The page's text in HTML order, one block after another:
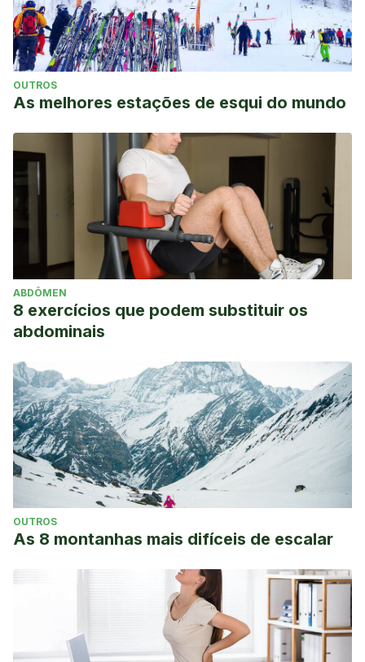
OUTROS
As melhores estações de esqui do mundo
ABDÔMEN
8 exercícios que podem substituir os
abdominais
OUTROS
As 8 montanhas mais difíceis de escalar